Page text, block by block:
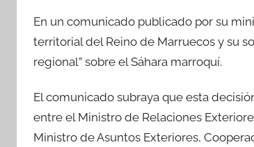
En un comunicado publicado por su
territorial del Reino de Marruecos y su
regional” sobre el Sáhara marroquí.
El comunicado subraya que esta
entre el Ministro de Relaciones
Ministro de Asuntos Exteriores,